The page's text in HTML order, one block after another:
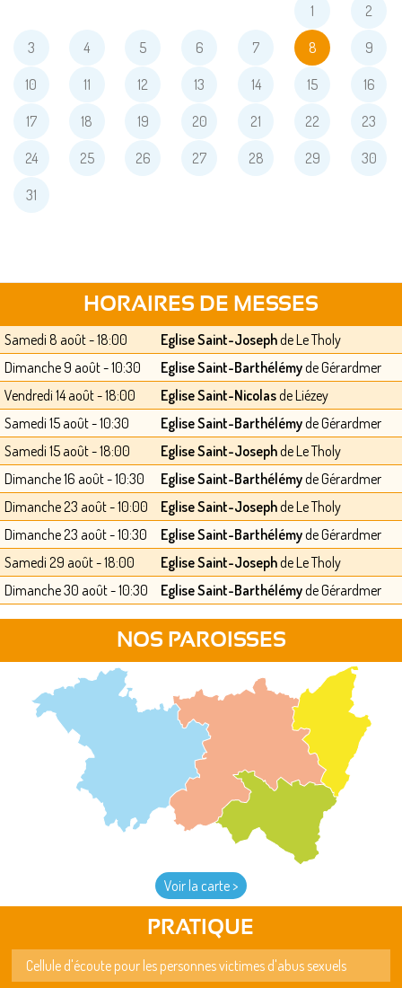
1 2
3 4 5 6 7 8 9
10 11 12 13 14 15 16
17 18 19 20 21 22 23
24 25 26 27 28 29 30
31
HORAIRES DE MESSES
Samedi 8 août - 18:00 Eglise Saint-Josephde Le Tholy
Dimanche 9 août - 10:30
Eglise Saint-Barthélémyde Gérardmer
Vendredi 14 août - 18:00
Eglise Saint-Nicolasde Liézey
Samedi 15 août - 10:30
Eglise Saint-Barthélémyde Gérardmer
Samedi 15 août - 18:00
Eglise Saint-Josephde Le Tholy
Dimanche 16 août - 10:30
Eglise Saint-Barthélémyde Gérardmer
Dimanche 23 août - 10:00
Eglise Saint-Josephde Le Tholy
Dimanche 23 août - 10:30
Eglise Saint-Barthélémyde Gérardmer
Samedi 29 août - 18:00
Eglise Saint-Josephde Le Tholy
Dimanche 30 août - 10:30
Eglise Saint-Barthélémyde Gérardmer
NOS PAROISSES
Voir la carte >
PRATIQUE
Cellule d'écoute pour les personnes victimes d'abus sexuels